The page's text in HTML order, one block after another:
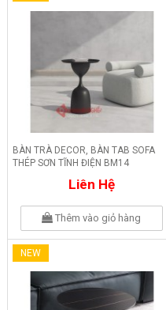
BÀN TRÀ DECOR, BÀN TAB SOFA
THÉP SƠN TĨNH ĐIỆN BM14
Liên Hệ
Thêm vào giỏ hàng
NEW